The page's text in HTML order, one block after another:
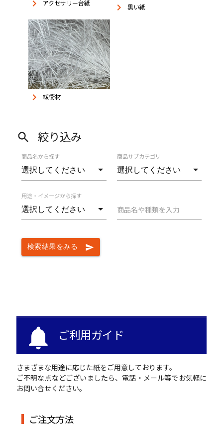
keyboard_arrow_right アクセサリー台紙 keyboard_arrow_right 黒い紙
keyboard_arrow_right 緩衝材
search 絞り込み
商品名から探す 商品サブカテゴリ
用途・イメージから探す
商品名や種類を入力
send
検索結果をみる
notifications ご利用ガイド
さまざまな用途に応じた紙をご用意しております。
ご不明な点などございましたら、電話・メール等でお気軽に
お問い合せください。
ご注文方法